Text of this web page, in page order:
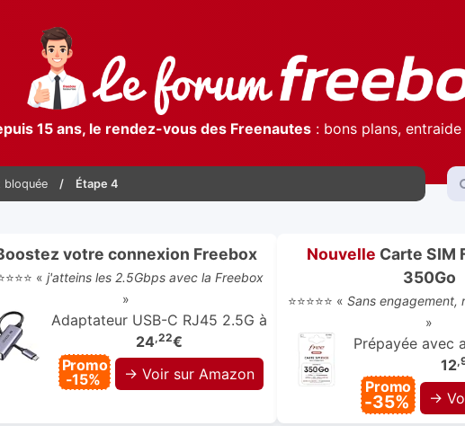
15 ans, le rendez-vous des Freenautes: bons plans, entraide
bloquée Étape 4
votre connexion Freebox
« j'atteins les 2.5Gbps avec la Freebox
»
Adaptateur USB-C RJ45 2.5G à
24,22€
Promo
-15%
→ Voir sur Amazon
Nouvelle Carte SIM
350Go
⭐⭐⭐⭐⭐ « Sans engagement,
»
Prépayée avec
12
Promo
-35% →